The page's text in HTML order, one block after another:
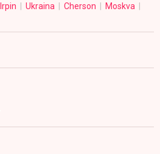
Irpin Ukraina Cherson
Moskva